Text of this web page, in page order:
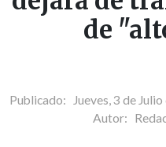
de
Publicado: Jueves, 3 de
Autor: